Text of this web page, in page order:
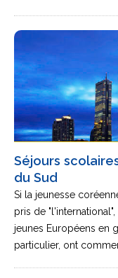
Séjours
du Sud
Si la jeunesse
pris de
jeunes Européens en
particulier, ont